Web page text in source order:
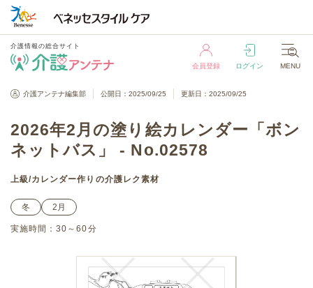
介護情報の総合サイト
会員登録 ログイン MENU
介護情報の総合サイト
介護アンテナ編集部 公開日：2025/09/25 更新日：2025/09/25
2026年2月の塗り絵カレンダー「ボン
ネットバス」 - No.02578
上級/カレンダー作り の介護レク素材
冬 2月
実施時間：30～60分